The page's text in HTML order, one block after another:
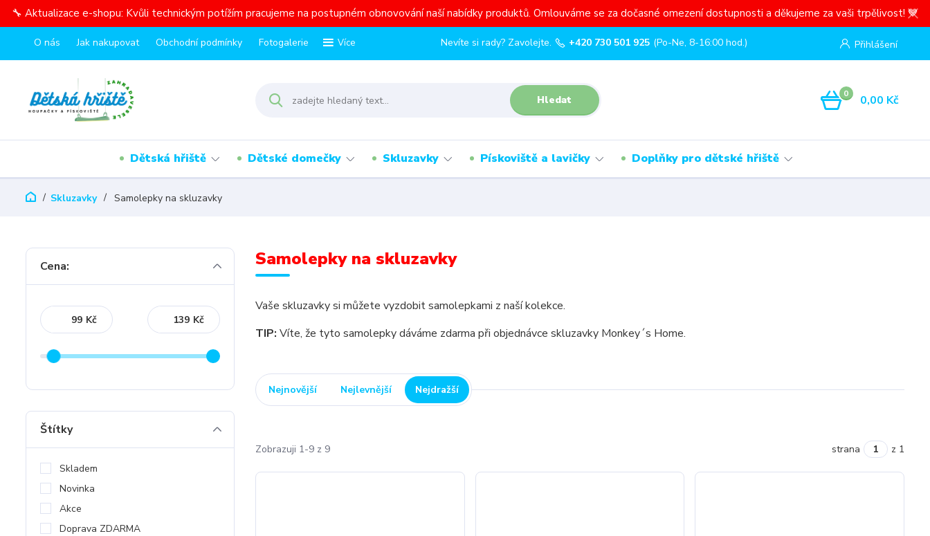
🔧 Aktualizace e-shopu: Kvůli technickým potížím pracujeme na postupném obnovování naší nabídky produktů. Omlouváme se za dočasné omezení dostupnosti a děkujeme za vaši trpělivost! 💙
O nás Jak nakupovat Obchodní podmínky Fotogalerie Více Přihlášení
Hledat
Nevíte si rady? Zavolejte. +420 730 501 925 (Po-Ne, 8-16:00 hod.)
0 0,00 Kč
Dětská hřiště Dětské domečky Skluzavky Pískoviště a lavičky Doplňky pro dětské hřiště
Skluzavky Samolepky na skluzavky
Samolepky na skluzavky
Vaše skluzavky si můžete vyzdobit samolepkami z naší kolekce.
TIP: Víte, že tyto samolepky dáváme zdarma při objednávce skluzavky Monkey´s Home.
Nejnovější Nejlevnější Nejdražší
Zobrazuji 1-9 z 9 strana z 1
Cena:
Kč Kč
Štítky
Skladem
Novinka
Akce
Doprava ZDARMA